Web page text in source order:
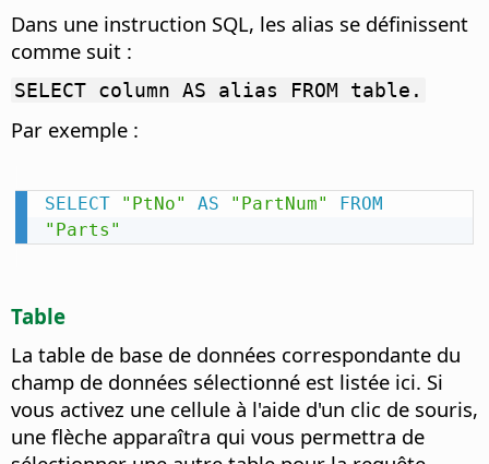
Dans une instruction SQL, les alias se définissent
comme suit :
SELECT column AS alias FROM table.
Par exemple :
SELECT "PtNo" AS "PartNum"
FROM
"Parts"
Table
La table de base de données correspondante du
champ de données sélectionné est listée ici. Si
vous activez une cellule à l'aide d'un clic de souris,
une flèche apparaîtra qui vous permettra de